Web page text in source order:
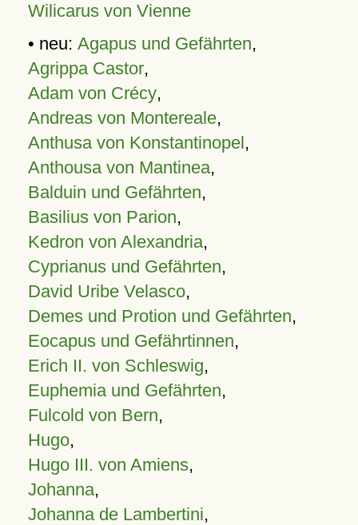
Wilicarus von Vienne
• neu: Agapus und Gefährten,
Agrippa Castor,
Adam von Crécy,
Andreas von Montereale,
Anthusa von Konstantinopel,
Anthousa von Mantinea,
Balduin und Gefährten,
Basilius von Parion,
Kedron von Alexandria,
Cyprianus und Gefährten,
David Uribe Velasco,
Demes und Protion und Gefährten,
Eocapus und Gefährtinnen,
Erich II. von Schleswig,
Euphemia und Gefährten,
Fulcold von Bern,
Hugo,
Hugo III. von Amiens,
Johanna,
Johanna de Lambertini,